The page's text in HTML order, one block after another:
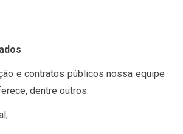
e contratos públicos nossa equipe
dentre outros: